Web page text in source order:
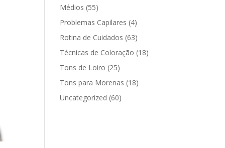
Médios (55)
Problemas Capilares (4)
Rotina de Cuidados (63)
Técnicas de Coloração (18)
Tons de Loiro (25)
Tons para Morenas (18)
Uncategorized (60)